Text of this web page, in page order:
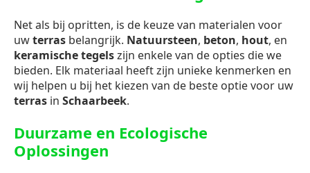
Net als bij opritten, is de keuze van materialen voor
uwterras belangrijk. Natuursteen, beton, hout, en
keramische tegelszijn enkele van de opties die we
bieden. Elk materiaal heeft zijn unieke kenmerken en
wij helpen u bij het kiezen van de beste optie voor uw
terras in Schaarbeek.
Duurzame en Ecologische
Oplossingen